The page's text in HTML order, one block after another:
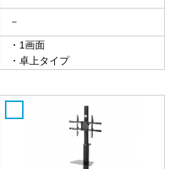
－
・1画面
・卓上タイプ